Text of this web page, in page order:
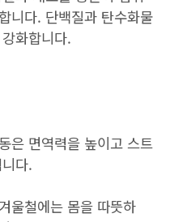
니다. 단백질과 탄수화물
화합니다.
은 면역력을 높이고 스트
다.
울철에는 몸을 따뜻하